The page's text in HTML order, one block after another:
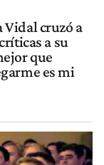
Vidal cruzó a
a su
que
es mi